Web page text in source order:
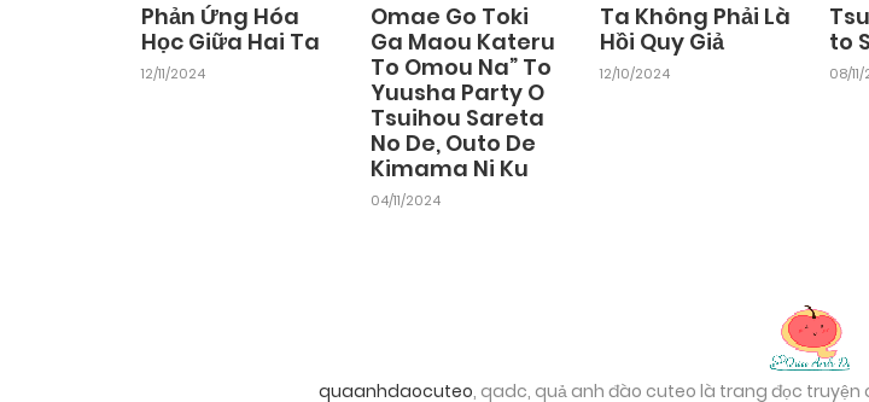
Phản Ứng Hóa
Học Giữa Hai Ta
12/11/2024
Omae Go Toki
Ga Maou Kateru
To Omou Na” To
Yuusha Party O
Tsuihou Sareta
No De, Outo De
Kimama Ni Ku
04/11/2024
Ta Không Phải Là
Hồi Quy Giả
12/10/2024
to
08/
quaanhdaocuteo, qadc, quả anh đào cuteo là trang đọc